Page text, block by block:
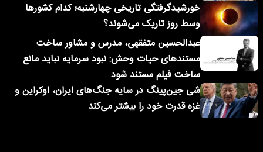
خورشیدگرفتگی تاریخی چهارشنبه؛ کدام کشورها
وسط روز تاریک می‌شوند؟
عبدالحسین متفقهی، مدرس و مشاور ساخت
مستندهای حیات وحش: نبود سرمایه نباید مانع
ساخت فیلم مستند شود
شی جین‌پینگ در سایه جنگ‌های ایران، اوکراین و
غزه قدرت خود را بیشتر می‌کند